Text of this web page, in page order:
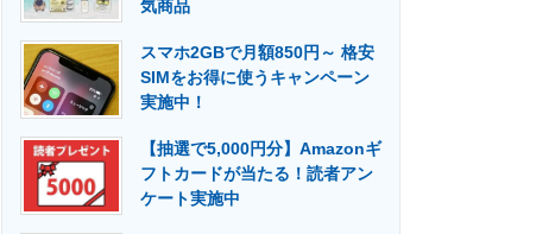
入・活用を支援
専門メディア 建設×テクノロジーの最前線
気商品
スマホ2GBで月額850円～ 格安
SIMをお得に使うキャンペーン
実施中！
【抽選で5,000円分】Amazonギ
フトカードが当たる！読者アン
ケート実施中